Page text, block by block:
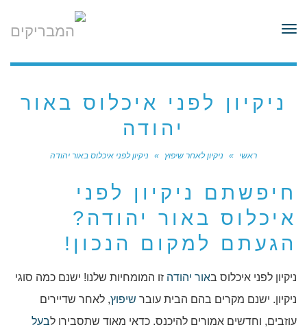
תפריט
ניקיון לפני איכלוס באור
יהודה
ראשי » ניקיון לאחר שיפוץ » ניקיון לפני איכלוס באור יהודה
חיפשתם ניקיון לפני
איכלוס באור יהודה?
הגעתם למקום הנכון!
ניקיון לפני איכלוס באור יהודה זו המומחיות שלנו! ישנם כמה סוגי
ניקיון. ישנם מקרים בהם הבית עובר שיפוץ, לאחר שדיירים
עוזבים, וחדשים אמורים להיכנס. כדאי מאוד שתסבירו לבעל